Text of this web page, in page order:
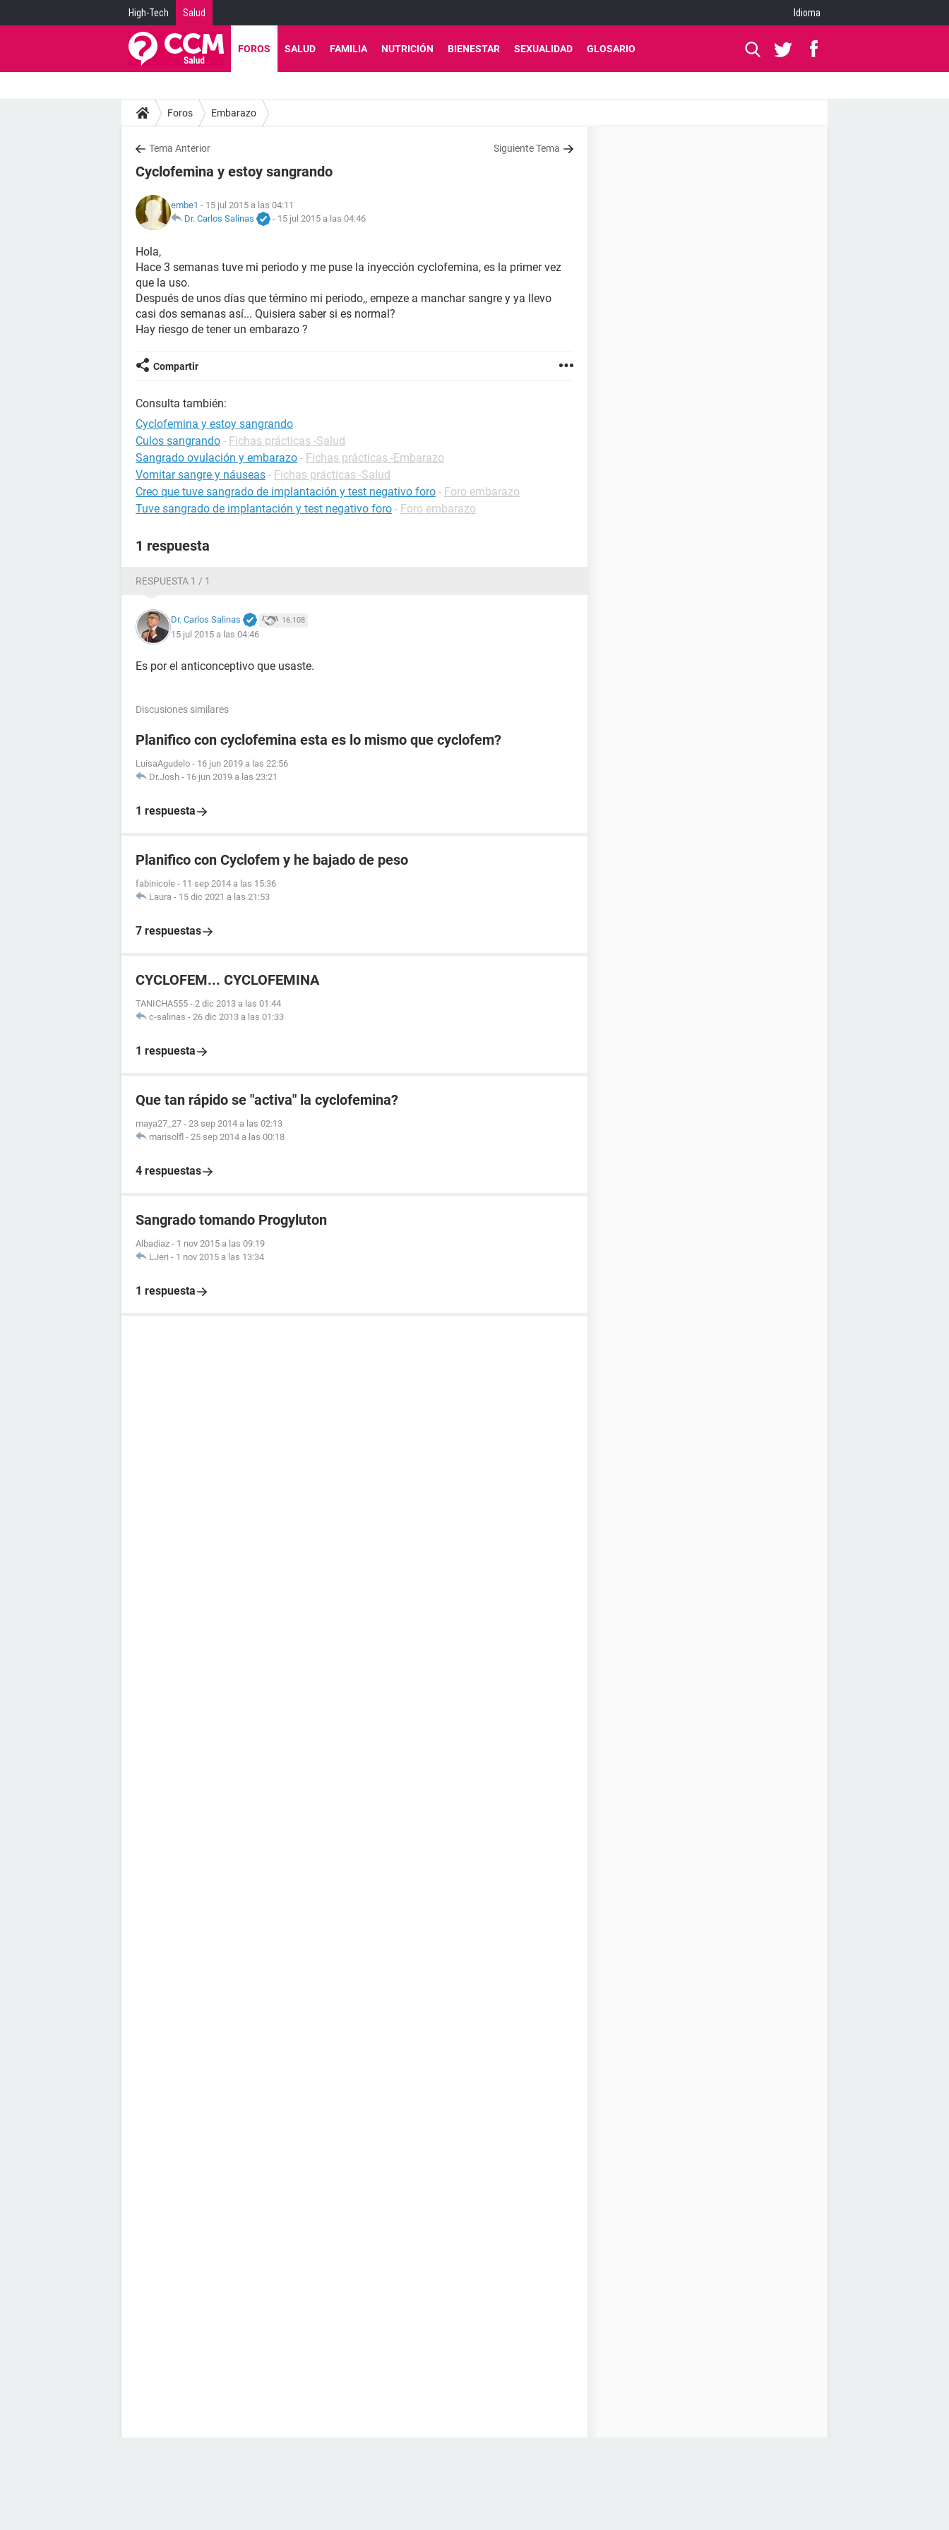
High-Tech Salud Idioma
FOROS SALUD FAMILIA NUTRICIÓN BIENESTAR SEXUALIDAD GLOSARIO
Foros Embarazo
Tema Anterior Siguiente Tema
Cyclofemina y estoy sangrando
embe1 - 15 jul 2015 a las 04:11
Dr. Carlos Salinas
- 15 jul 2015 a las 04:46
Hola,
Hace 3 semanas tuve mi periodo y me puse la inyección cyclofemina, es la primer vez
que la uso.
Después de unos días que término mi periodo,, empeze a manchar sangre y ya llevo
casi dos semanas así... Quisiera saber si es normal?
Hay riesgo de tener un embarazo ?
Compartir
Consulta también:
Cyclofemina y estoy sangrando
Culos sangrando - Fichas prácticas -Salud
Sangrado ovulación y embarazo - Fichas prácticas -Embarazo
Vomitar sangre y náuseas - Fichas prácticas -Salud
Creo que tuve sangrado de implantación y test negativo foro - Foro embarazo
Tuve sangrado de implantación y test negativo foro - Foro embarazo
1 respuesta
RESPUESTA 1 / 1
Dr. Carlos Salinas 16.108
15 jul 2015 a las 04:46
Es por el anticonceptivo que usaste.
Discusiones similares
Planifico con cyclofemina esta es lo mismo que cyclofem?
LuisaAgudelo - 16 jun 2019 a las 22:56
Dr.Josh - 16 jun 2019 a las 23:21
1 respuesta
Planifico con Cyclofem y he bajado de peso
fabinicole - 11 sep 2014 a las 15:36
Laura - 15 dic 2021 a las 21:53
7 respuestas
CYCLOFEM... CYCLOFEMINA
TANICHA555 - 2 dic 2013 a las 01:44
c-salinas - 26 dic 2013 a las 01:33
1 respuesta
Que tan rápido se "activa" la cyclofemina?
maya27_27 - 23 sep 2014 a las 02:13
marisolfl - 25 sep 2014 a las 00:18
4 respuestas
Sangrado tomando Progyluton
Albadiaz - 1 nov 2015 a las 09:19
LJeri - 1 nov 2015 a las 13:34
1 respuesta